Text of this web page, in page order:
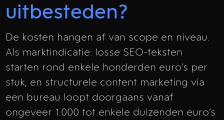
uitbesteden?
De kosten hangen af van scope en niveau.
Als marktindicatie: losse SEO-teksten
starten rond enkele honderden euro’s per
stuk, en structurele content marketing via
een bureau loopt doorgaans vanaf
ongeveer 1.000 tot enkele duizenden euro’s